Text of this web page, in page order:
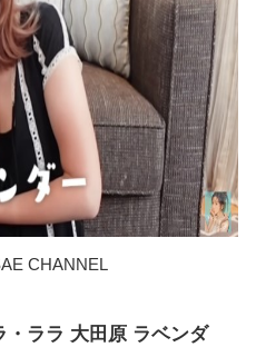
CHANNEL
・ララ 大田原 ラベンダ